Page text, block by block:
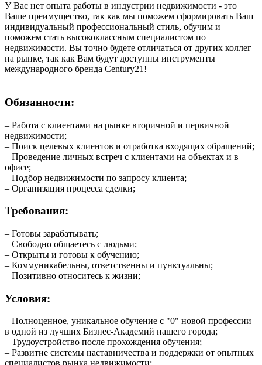
У Вас нет опыта работы в индустрии недвижимости - это
Ваше преимущество, так как мы поможем сформировать Ваш
индивидуальный профессиональный стиль, обучим и
поможем стать высококлассным специалистом по
недвижимости. Вы точно будете отличаться от других коллег
на рынке, так как Вам будут доступны инструменты
международного бренда Century21!
Обязанности:
– Работа с клиентами на рынке вторичной и первичной
недвижимости;
– Поиск целевых клиентов и отработка входящих обращений;
– Проведение личных встреч с клиентами на объектах и в
офисе;
– Подбор недвижимости по запросу клиента;
– Организация процесса сделки;
Требования:
– Готовы зарабатывать;
– Свободно общаетесь с людьми;
– Открыты и готовы к обучению;
– Коммуникабельны, ответственны и пунктуальны;
– Позитивно относитесь к жизни;
Условия:
– Полноценное, уникальное обучение с "0" новой профессии
в одной из лучших Бизнес-Академий нашего города;
– Трудоустройство после прохождения обучения;
– Развитие системы наставничества и поддержки от опытных